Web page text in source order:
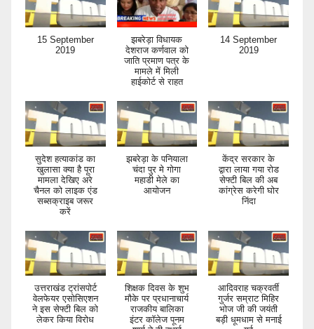
15 September
2019
झबरेड़ा विधायक
देशराज कर्णवाल को
जाति प्रमाण पत्र के
मामले में मिली
हाईकोर्ट से राहत
14 September
2019
सुदेश हत्याकांड का
खुलासा क्या है पूरा
मामला देखिए अरे
चैनल को लाइक एंड
सब्सक्राइब जरूर
करें
झबरेड़ा के पनियाला
चंदा पुर मे गोगा
महाडी मेले का
आयोजन
केंद्र सरकार के
द्वारा लाया गया रोड
सेफ्टी बिल की अब
कांग्रेस करेगी घोर
निंदा
उत्तराखंड ट्रांसपोर्ट
वेलफेयर एसोसिएशन
ने इस सेफ्टी बिल को
लेकर किया विरोध
शिक्षक दिवस के शुभ
मौके पर प्रधानाचार्य
राजकीय बालिका
इंटर कॉलेज पूनम
आदिवराह चक्रवर्ती
गुर्जर सम्राट मिहिर
भोज जी की जयंती
बड़ी धूमधाम से मनाई